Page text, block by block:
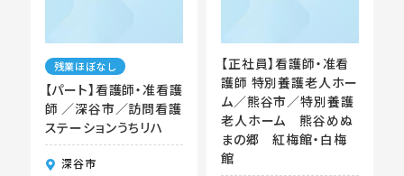
残業ほぼなし
【パート】看護師・准看護
師 ／深谷市／訪問看護
ステーションうちリハ
深谷市
【正社員】看護師・准看
護師 特別養護老人ホー
ム／熊谷市／特別養護
老人ホーム 熊谷めぬ
まの郷 紅梅館・白梅
館